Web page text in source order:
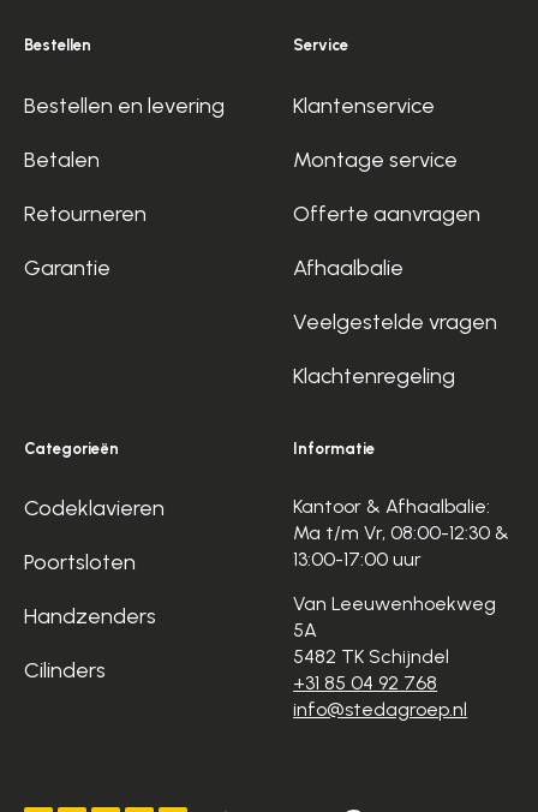
Bestellen
Bestellen en levering
Betalen
Retourneren
Garantie
Service
Klantenservice
Montage service
Offerte aanvragen
Afhaalbalie
Veelgestelde vragen
Klachtenregeling
Categorieën
Codeklavieren
Poortsloten
Handzenders
Cilinders
Informatie
Kantoor & Afhaalbalie:
Ma t/m Vr, 08:00-12:30 &
13:00-17:00 uur
Van Leeuwenhoekweg
5A
5482 TK Schijndel
+31 85 04 92 768
info@stedagroep.nl